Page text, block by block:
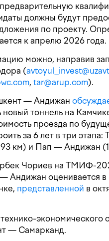
должны будут
по проекту.
к апрелю 2026 года.
можно, направив
(
, tar@arup.com).
— Андижан
новый тоннель на
проезда по
за 6 лет в три
км) и Пап — Андижан
Чориев на ТМИФ-
Андижан оценивается
представленной в
экономического
— Самарканд.